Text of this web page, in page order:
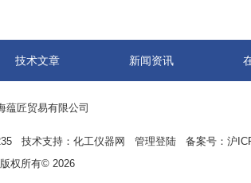
技术文章 新闻资讯
蕴匠贸易有限公司
技术支持： 化工仪器网 管理登陆 备案号： 沪
版权所有© 2026